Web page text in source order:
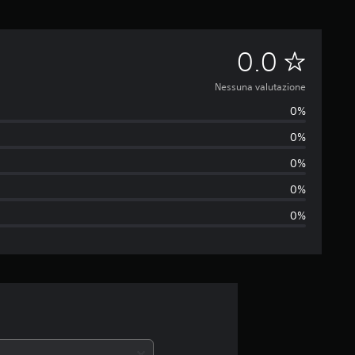
0.0 N
e
u
n
a
Nessuna valutazione
0%
0%
0%
0%
0%